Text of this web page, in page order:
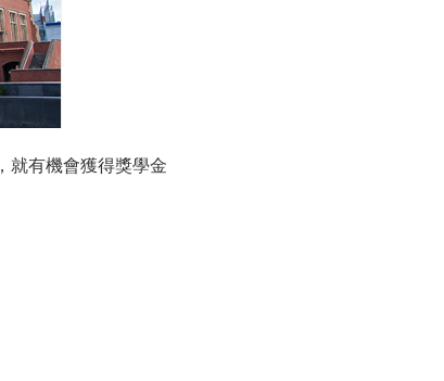
，就有機會獲得獎學金